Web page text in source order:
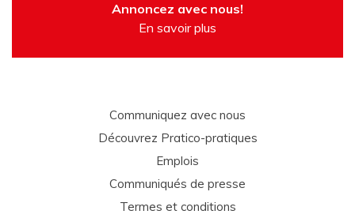
Annoncez avec nous!
En savoir plus
Communiquez avec nous
Découvrez Pratico-pratiques
Emplois
Communiqués de presse
Termes et conditions